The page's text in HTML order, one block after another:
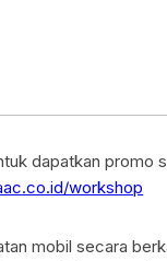
dapatkan promo
workshop
mobil secara